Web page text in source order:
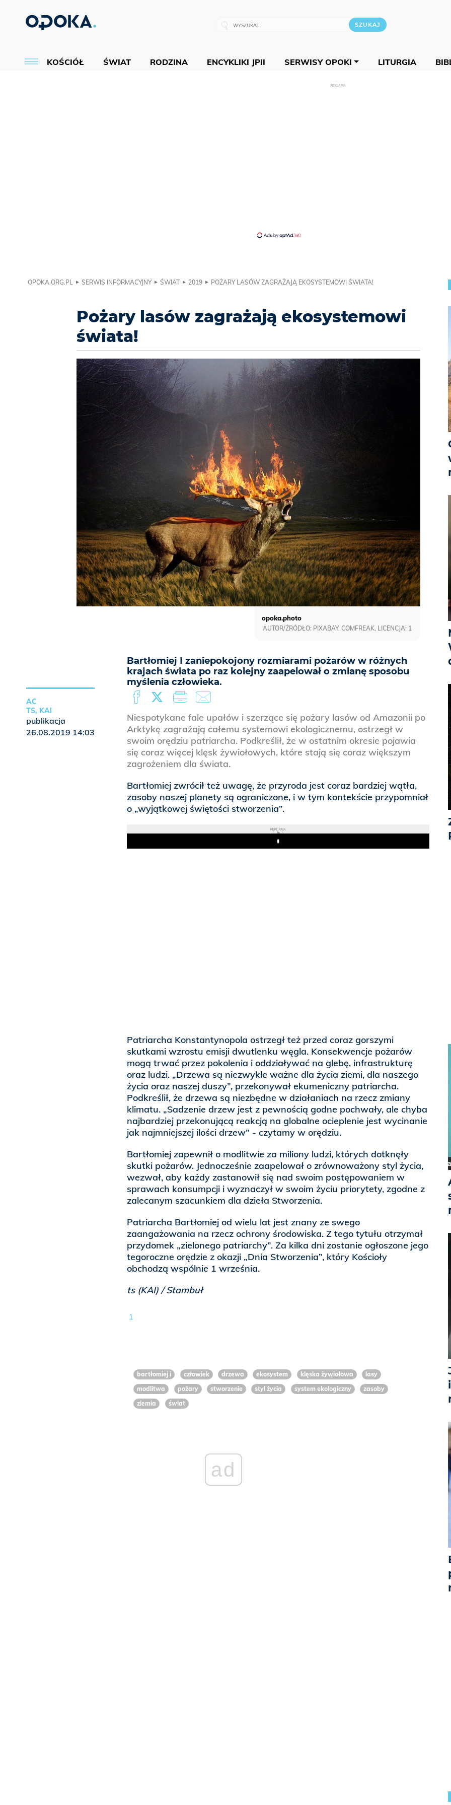
KOŚCIÓŁ ŚWIAT RODZINA ENCYKLIKI JPII SERWISY OPOKI LITURGIA
REKLAMA
OPOKA.ORG.PL SERWIS INFORMACYJNY ŚWIAT 2019 POŻARY LASÓW ZAGRAŻAJĄ EKOSYSTEMOWI ŚWIATA!
Pożary lasów zagrażają ekosystemowi
świata!
Bartłomiej I zaniepokojony rozmiarami pożarów w różnych
krajach świata po raz kolejny zaapelował o zmianę sposobu
myślenia człowieka.
opoka.photo
AUTOR/ŹRÓDŁO: PIXABAY, COMFREAK, LICENCJA: 1
Niespotykane fale upałów i szerzące się pożary lasów od Amazonii po
Arktykę zagrażają całemu systemowi ekologicznemu, ostrzegł w
swoim orędziu patriarcha. Podkreślił, że w ostatnim okresie pojawia
się coraz więcej klęsk żywiołowych, które stają się coraz większym
zagrożeniem dla świata.
Bartłomiej zwrócił też uwagę, że przyroda jest coraz bardziej wątła,
zasoby naszej planety są ograniczone, i w tym kontekście przypomniał
o „wyjątkowej świętości stworzenia”.
REKLAMA
Play
Patriarcha Konstantynopola ostrzegł też przed coraz gorszymi
skutkami wzrostu emisji dwutlenku węgla. Konsekwencje pożarów
mogą trwać przez pokolenia i oddziaływać na glebę, infrastrukturę
oraz ludzi. „Drzewa są niezwykle ważne dla życia ziemi, dla naszego
życia oraz naszej duszy”, przekonywał ekumeniczny patriarcha.
Podkreślił, że drzewa są niezbędne w działaniach na rzecz zmiany
klimatu. „Sadzenie drzew jest z pewnością godne pochwały, ale chyba
najbardziej przekonującą reakcją na globalne ocieplenie jest wycinanie
jak najmniejszej ilości drzew” - czytamy w orędziu.
Bartłomiej zapewnił o modlitwie za miliony ludzi, których dotknęły
skutki pożarów. Jednocześnie zaapelował o zrównoważony styl życia,
wezwał, aby każdy zastanowił się nad swoim postępowaniem w
sprawach konsumpcji i wyznaczył w swoim życiu priorytety, zgodne z
zalecanym szacunkiem dla dzieła Stworzenia.
Patriarcha Bartłomiej od wielu lat jest znany ze swego
zaangażowania na rzecz ochrony środowiska. Z tego tytułu otrzymał
przydomek „zielonego patriarchy”. Za kilka dni zostanie ogłoszone jego
tegoroczne orędzie z okazji „Dnia Stworzenia”, który Kościoły
obchodzą wspólnie 1 września.
ts (KAI) / Stambuł
1
AC
TS, KAI
publikacja
26.08.2019 14:03
bartłomiej i człowiek drzewa ekosystem klęska żywiołowa
lasy
modlitwa
pożary stworzenie styl życia system ekologiczny
zasoby
ziemia
świat
ad